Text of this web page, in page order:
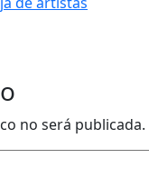
no será publicada.